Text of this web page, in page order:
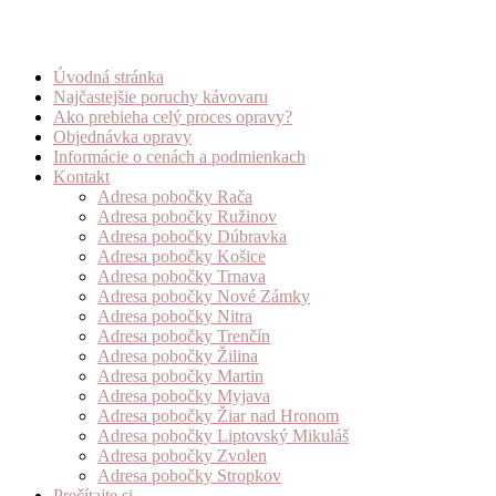
Úvodná stránka
Najčastejšie poruchy kávovaru
Ako prebieha celý proces opravy?
Objednávka opravy
Informácie o cenách a podmienkach
Kontakt
Adresa pobočky Rača
Adresa pobočky Ružinov
Adresa pobočky Dúbravka
Adresa pobočky Košice
Adresa pobočky Trnava
Adresa pobočky Nové Zámky
Adresa pobočky Nitra
Adresa pobočky Trenčín
Adresa pobočky Žilina
Adresa pobočky Martin
Adresa pobočky Myjava
Adresa pobočky Žiar nad Hronom
Adresa pobočky Liptovský Mikuláš
Adresa pobočky Zvolen
Adresa pobočky Stropkov